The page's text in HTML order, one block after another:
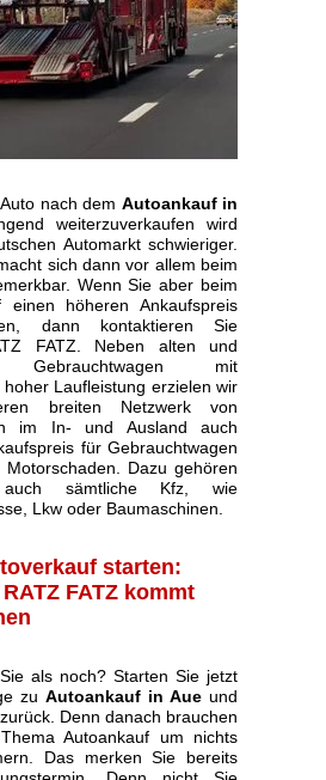
nach dem Autoankauf in
weiterzuverkaufen wird
Automarkt schwieriger.
sich dann vor allem beim
Wenn Sie aber beim
einen höheren Ankaufspreis
dann kontaktieren Sie
FATZ. Neben alten und
Gebrauchtwagen mit
Laufleistung erzielen wir
breiten Netzwerk von
im In- und Ausland auch
für Gebrauchtwagen
Dazu gehören
sämtliche Kfz, wie
Lkw oder Baumaschinen.
starten:
FATZ kommt
als noch? Starten Sie jetzt
zu Autoankauf in Aue und
Denn danach brauchen
Autoankauf um nichts
Das merken Sie bereits